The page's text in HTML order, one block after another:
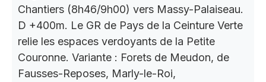
Chantiers (8h46/9h00) vers Massy-Palaiseau.
D +400m. Le GR de Pays de la Ceinture Verte
relie les espaces verdoyants de la Petite
Couronne. Variante : Forets de Meudon, de
Fausses-Reposes, Marly-le-Roi,